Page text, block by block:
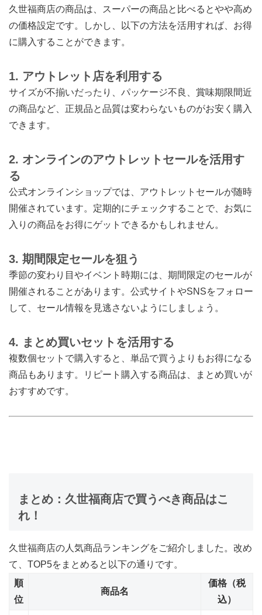
久世福商店の商品は、スーパーの商品と比べるとやや高め
の価格設定です。しかし、以下の方法を活用すれば、お得
に購入することができます。
1. アウトレット店を利用する
サイズが不揃いだったり、パッケージ不良、賞味期限間近
の商品など、正規品と品質は変わらないものがお安く購入
できます。
2. オンラインのアウトレットセールを活用す
る
公式オンラインショップでは、アウトレットセールが随時
開催されています。定期的にチェックすることで、お気に
入りの商品をお得にゲットできるかもしれません。
3. 期間限定セールを狙う
季節の変わり目やイベント時期には、期間限定のセールが
開催されることがあります。公式サイトやSNSをフォロー
して、セール情報を見逃さないようにしましょう。
4. まとめ買いセットを活用する
複数個セットで購入すると、単品で買うよりもお得になる
商品もあります。リピート購入する商品は、まとめ買いが
おすすめです。
まとめ：久世福商店で買うべき商品はこ
れ！
久世福商店の人気商品ランキングをご紹介しました。改め
て、TOP5をまとめると以下の通りです。
順
位
商品名
価格（税
込）